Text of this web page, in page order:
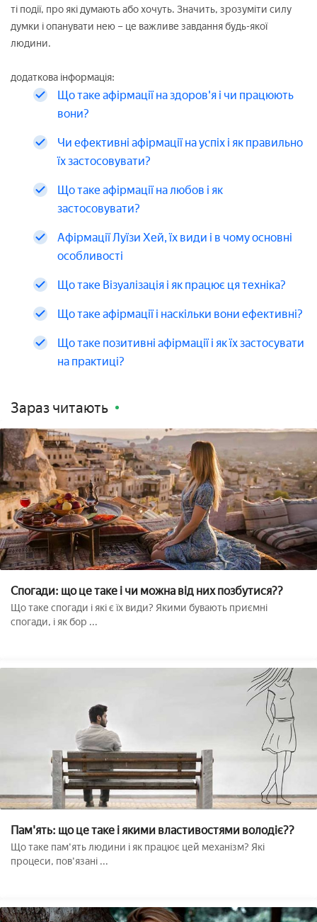
ті події, про які думають або хочуть. Значить, зрозуміти силу
думки і опанувати нею – це важливе завдання будь-якої
людини.
додаткова інформація:
Що таке афірмації на здоров'я і чи працюють
вони?
Чи ефективні афірмації на успіх і як правильно
їх застосовувати?
Що таке афірмації на любов і як
застосовувати?
Афірмації Луїзи Хей, їх види і в чому основні
особливості
Що таке Візуалізація і як працює ця техніка?
Що таке афірмації і наскільки вони ефективні?
Що таке позитивні афірмації і як їх застосувати
на практиці?
Зараз читають
Спогади: що це таке і чи можна від них позбутися??
Що таке спогади і які є їх види? Якими бувають приємні
спогади, і як бор ...
Пам'ять: що це таке і якими властивостями володіє??
Що таке пам'ять людини і як працює цей механізм? Які
процеси, пов'язані ...